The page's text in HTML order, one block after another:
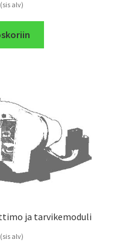
(sis alv)
ja tarvikemoduli
(sis alv)